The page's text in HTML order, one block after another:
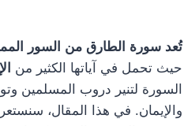
تُعد سورة الطارق من السور
حيث تحمل في آياتها الكثير من
السورة لتنير دروب المسلمين
والإيمان. في هذا المقال،